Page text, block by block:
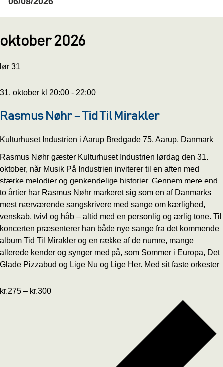
oktober 2026
lør 31
31. oktober kl 20:00 - 22:00
Rasmus Nøhr – Tid Til Mirakler
Kulturhuset Industrien i Aarup Bredgade 75, Aarup, Danmark
Rasmus Nøhr gæster Kulturhuset Industrien lørdag den 31.
oktober, når Musik På Industrien inviterer til en aften med
stærke melodier og genkendelige historier. Gennem mere end
to årtier har Rasmus Nøhr markeret sig som en af Danmarks
mest nærværende sangskrivere med sange om kærlighed,
venskab, tvivl og håb – altid med en personlig og ærlig tone. Til
koncerten præsenterer han både nye sange fra det kommende
album Tid Til Mirakler og en række af de numre, mange
allerede kender og synger med på, som Sommer i Europa, Det
Glade Pizzabud og Lige Nu og Lige Her. Med sit faste orkester
kr.275 – kr.300